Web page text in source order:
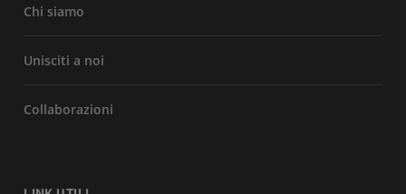
Chi siamo
Unisciti a noi
Collaborazioni